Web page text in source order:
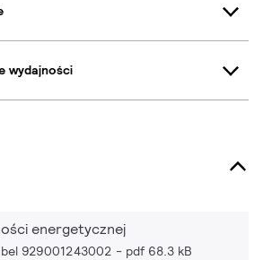
wydajności
energetycznej
929001243002 pdf 68.3 kB